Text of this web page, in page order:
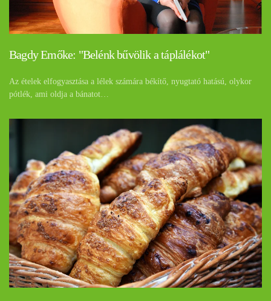
Bagdy Emőke: "Belénk bűvölik a táplálékot"
Az ételek elfogyasztása a lélek számára békítő, nyugtató hatású, olykor
pótlék, ami oldja a bánatot…